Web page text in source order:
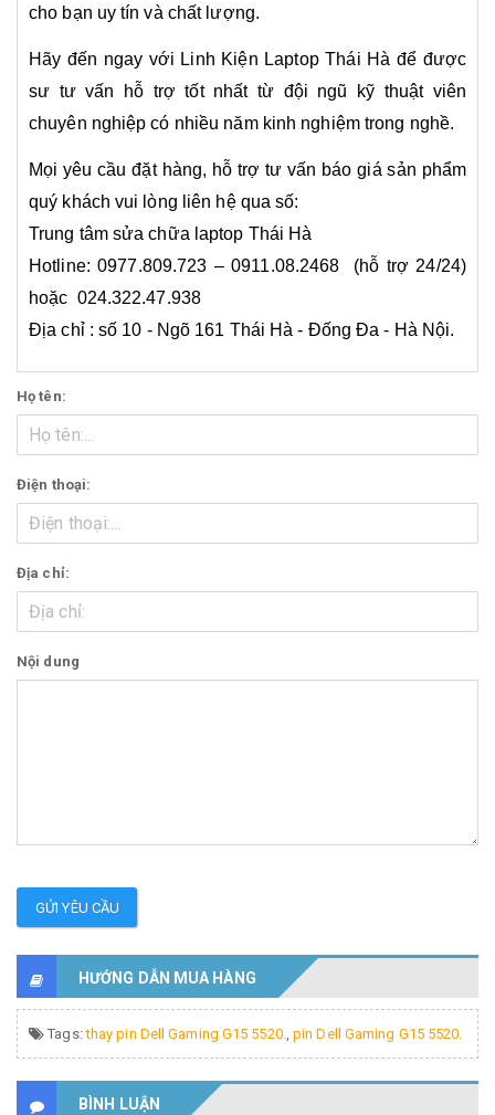
cho bạn uy tín và chất lượng.
Hãy đến ngay với Linh Kiện Laptop Thái Hà để được
sư tư vấn hỗ trợ tốt nhất từ đội ngũ kỹ thuật viên
chuyên nghiệp có nhiều năm kinh nghiệm trong nghề.
Mọi yêu cầu đặt hàng, hỗ trợ tư vấn báo giá sản phẩm
quý khách vui lòng liên hệ qua số:
Trung tâm sửa chữa laptop Thái Hà
Hotline: 0977.809.723 – 0911.08.2468 (hỗ trợ 24/24)
hoặc 024.322.47.938
Địa chỉ : số 10 - Ngõ 161 Thái Hà - Đống Đa - Hà Nội.
Họ tên:
Điện thoại:
Địa chỉ:
Nội dung
GỬI YÊU CẦU
HƯỚNG DẪN MUA HÀNG
Tags:thay pin Dell Gaming G15 5520.,pin Dell Gaming G15 5520.
BÌNH LUẬN